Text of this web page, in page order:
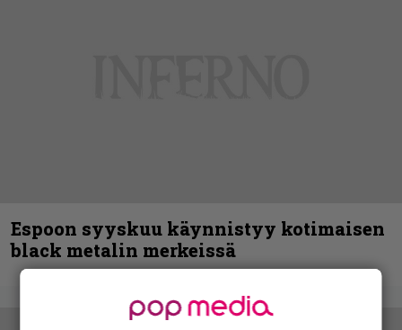
Espoon syyskuu käynnistyy kotimaisen
black metalin merkeissä